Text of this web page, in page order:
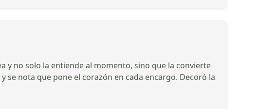
y no solo la entiende al momento, sino que la convierte
se nota que pone el corazón en cada encargo. Decoró la